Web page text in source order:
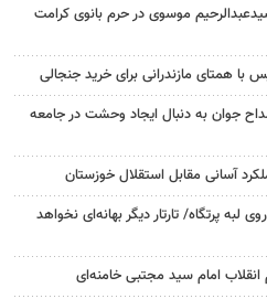
موسوی در حرم بانوی کرامت
با همتای مازندرانی برای خرید جنجالی
جوان به دنبال ایجاد وحشت در جامعه
آسانی مقابل استقلال خوزستان
پرتگاه/ تارتار دیگر بهانه‌ای نخواهد
امام سید مجتبی خامنه‌ای